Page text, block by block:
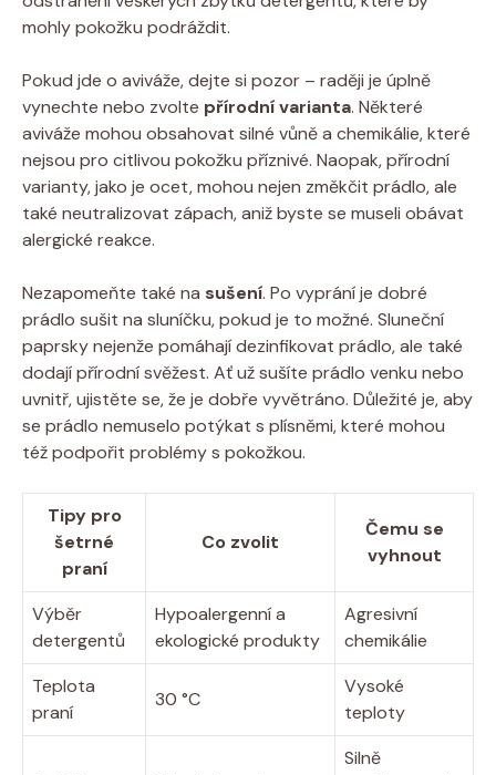
mohly⁢ pokožku⁣ podráždit.
Pokud jde o aviváže, dejte si pozor – raději je úplně
vynechte nebo zvolte přírodní varianta.⁤ Některé
aviváže mohou⁣ obsahovat silné vůně a chemikálie, které
nejsou pro⁤ citlivou‌ pokožku příznivé. Naopak, přírodní
varianty, jako je ⁢ocet, mohou⁤ nejen změkčit prádlo, ale
také neutralizovat zápach,​ aniž ​byste se museli obávat
alergické ‌reakce.
Nezapomeňte​ také ⁤na‍ sušení. Po vyprání je dobré
prádlo⁢ sušit na⁣ sluníčku, pokud je​ to možné. ⁣Sluneční
paprsky nejenže pomáhají dezinfikovat prádlo,‍ ale také
‌dodají přírodní svěžest. ‌Ať už sušíte‌ prádlo ⁣venku nebo
uvnitř, ujistěte se, že je dobře vyvětráno. Důležité je, aby
⁣se prádlo nemuselo‌ potýkat​ s plísněmi, které mohou
též ⁤podpořit problémy s ‍pokožkou.
Tipy pro
šetrné
⁣praní
Co zvolit
Čemu se
vyhnout
Výběr
detergentů
Hypoalergenní a
‍ekologické produkty
Agresivní‍
chemikálie
Teplota
praní
30⁢ °C
Vysoké
teploty
Silně